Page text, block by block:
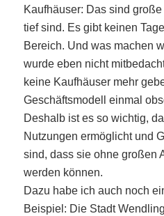
Kaufhäuser: Das sind
tief sind. Es gibt keinen
Bereich. Und was machen
wurde eben nicht
keine Kaufhäuser mehr
Geschäftsmodell einmal
Deshalb ist es so wichtig,
Nutzungen ermöglicht und
sind, dass sie ohne großen
werden können.
Dazu habe ich auch noch
Beispiel: Die Stadt